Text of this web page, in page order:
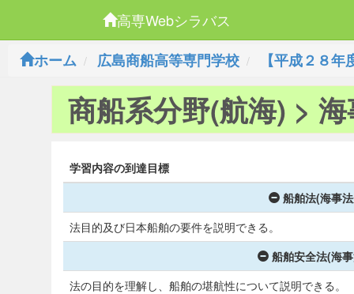
高専Webシラバス
ホーム
広島商船高等専門学校 【平成２８
商船系分野(航海) >
学習内容の到達目標
船舶法(海事
法目的及び日本船舶の要件を説明できる。
船舶安全法(海
法の目的を理解し、船舶の堪航性について説明できる。